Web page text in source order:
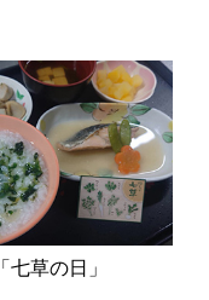
「七草の日」